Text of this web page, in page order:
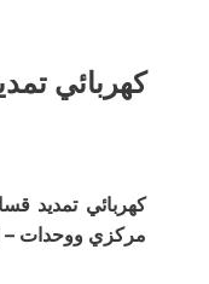
كهربائي
كهربائي تمديد
مركزي ووحدات –